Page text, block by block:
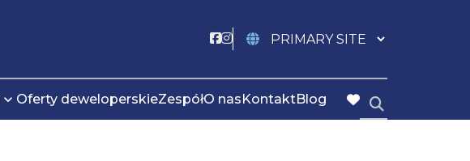
Social link
Social link
Oferty deweloperskieZespółO nasKontaktBlog
favorite